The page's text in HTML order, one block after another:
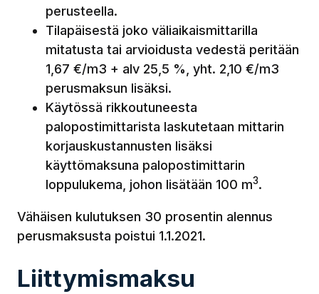
perusteella.
Tilapäisestä joko väliaikaismittarilla
mitatusta tai arvioidusta vedestä peritään
1,67 €/m3 + alv 25,5 %, yht. 2,10 €/m3
perusmaksun lisäksi.
Käytössä rikkoutuneesta
palopostimittarista laskutetaan mittarin
korjauskustannusten lisäksi
käyttömaksuna palopostimittarin
loppulukema, johon lisätään 100 m3.
Vähäisen kulutuksen 30 prosentin alennus
perusmaksusta poistui 1.1.2021.
Liittymismaksu